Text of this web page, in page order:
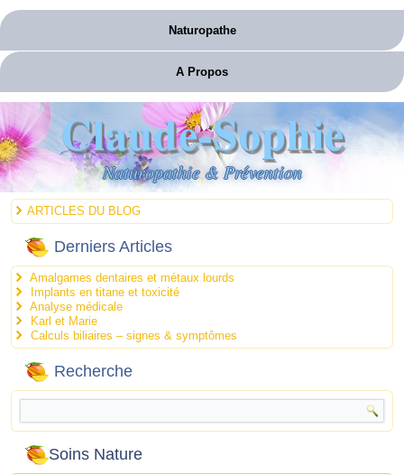
Naturopathe
A Propos
Claude-Sophie
Naturopathie & Prévention
ARTICLES DU BLOG
Derniers Articles
Amalgames dentaires et métaux lourds
Implants en titane et toxicité
Analyse médicale
Karl et Marie
Calculs biliaires – signes & symptômes
Recherche
Soins Nature